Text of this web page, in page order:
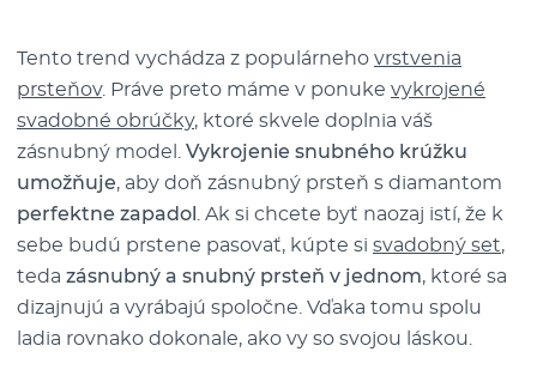
Tento trend vychádza z populárneho vrstvenia
prsteňov. Práve preto máme v ponuke vykrojené
svadobné obrúčky, ktoré skvele doplnia váš
zásnubný model. Vykrojenie snubného krúžku
umožňuje, aby doň zásnubný prsteň s diamantom
perfektne zapadol
. Ak si chcete byť naozaj istí, že k
sebe budú prstene pasovať, kúpte si svadobný set,
teda zásnubný a snubný prsteň v jednom, ktoré sa
dizajnujú a vyrábajú spoločne. Vďaka tomu spolu
ladia rovnako dokonale, ako vy so svojou láskou.